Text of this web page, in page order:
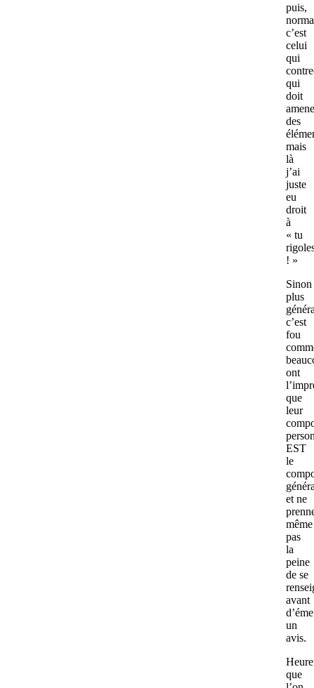
puis,
c’est
celui
qui
qui
doit
des
mais
là
j’ai
juste
eu
droit
à
« tu
! »
Sinon
plus
c’est
fou
ont
que
leur
EST
le
et ne
même
pas
la
peine
de se
avant
un
avis.
que